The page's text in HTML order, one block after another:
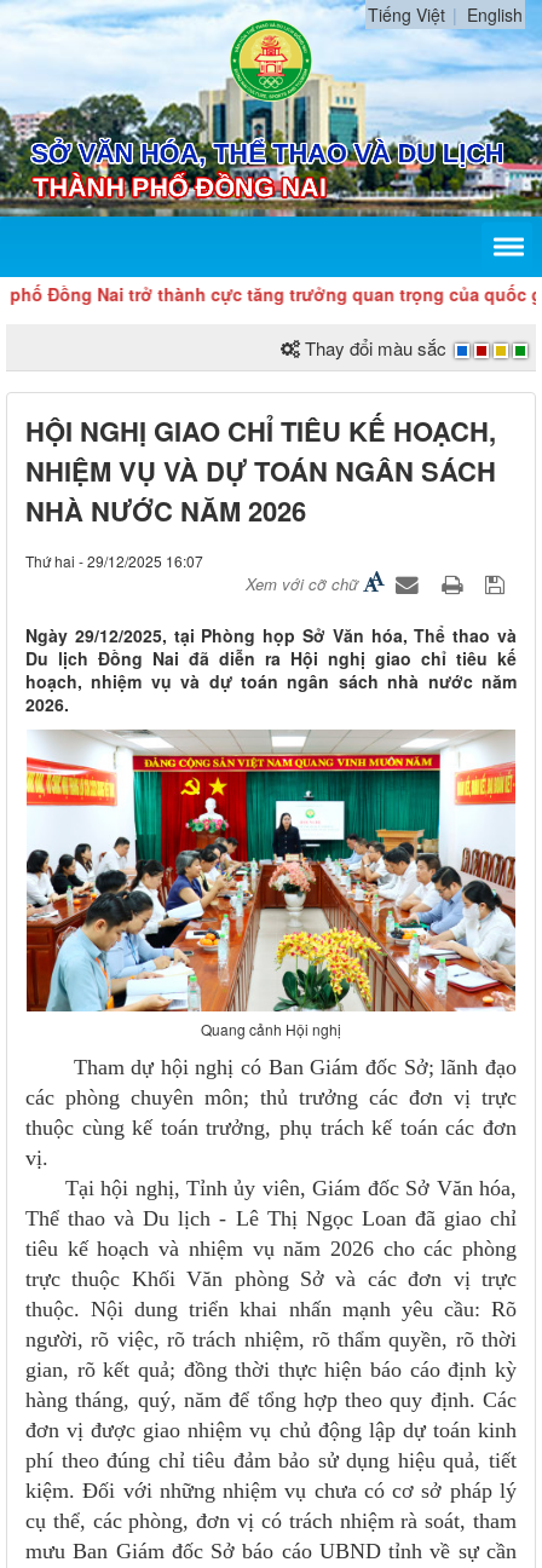
Tiếng Việt English
Đồng Nai trở thành cực tăng trưởng quan trọng của quốc gia,
Thay đổi màu sắc
HỘI NGHỊ GIAO CHỈ TIÊU KẾ HOẠCH,
NHIỆM VỤ VÀ DỰ TOÁN NGÂN SÁCH
NHÀ NƯỚC NĂM 2026
Thứ hai - 29/12/2025 16:07
Xem với cỡ chữ
Ngày 29/12/2025, tại Phòng họp Sở Văn hóa, Thể thao và
Du lịch Đồng Nai đã diễn ra Hội nghị giao chỉ tiêu kế
hoạch, nhiệm vụ và dự toán ngân sách nhà nước năm
2026.
Quang cảnh Hội nghị
Tham dự hội nghị có Ban Giám đốc Sở; lãnh đạo
các phòng chuyên môn; thủ trưởng các đơn vị trực
thuộc cùng kế toán trưởng, phụ trách kế toán các đơn
vị.
Tại hội nghị, Tỉnh ủy viên, Giám đốc Sở Văn hóa,
Thể thao và Du lịch - Lê Thị Ngọc Loan đã giao chỉ
tiêu kế hoạch và nhiệm vụ năm 2026 cho các phòng
trực thuộc Khối Văn phòng Sở và các đơn vị trực
thuộc. Nội dung triển khai nhấn mạnh yêu cầu: Rõ
người, rõ việc, rõ trách nhiệm, rõ thẩm quyền, rõ thời
gian, rõ kết quả; đồng thời thực hiện báo cáo định kỳ
hàng tháng, quý, năm để tổng hợp theo quy định. Các
đơn vị được giao nhiệm vụ chủ động lập dự toán kinh
phí theo đúng chỉ tiêu đảm bảo sử dụng hiệu quả, tiết
kiệm. Đối với những nhiệm vụ chưa có cơ sở pháp lý
cụ thể, các phòng, đơn vị có trách nhiệm rà soát, tham
mưu Ban Giám đốc Sở báo cáo UBND tỉnh về sự cần